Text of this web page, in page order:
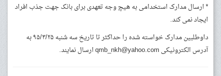
* ارسال مدارک استخدامی به هیچ وجه تعهدی برای بانک جهت جذب افراد
ایجاد نمی کند.
داوطلبین مدارک خواسته شده را حداکثر تا تاریخ سه شنبه ۹۵/۳/۲۵ به
آدرس الکترونیکی qmb_nkh@yahoo.comارسال نمایند.